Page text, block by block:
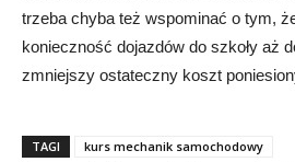
trzeba chyba też wspominać o tym,
konieczność dojazdów do szkoły aż
zmniejszy ostateczny koszt
TAGI
kurs mechanik samochodowy